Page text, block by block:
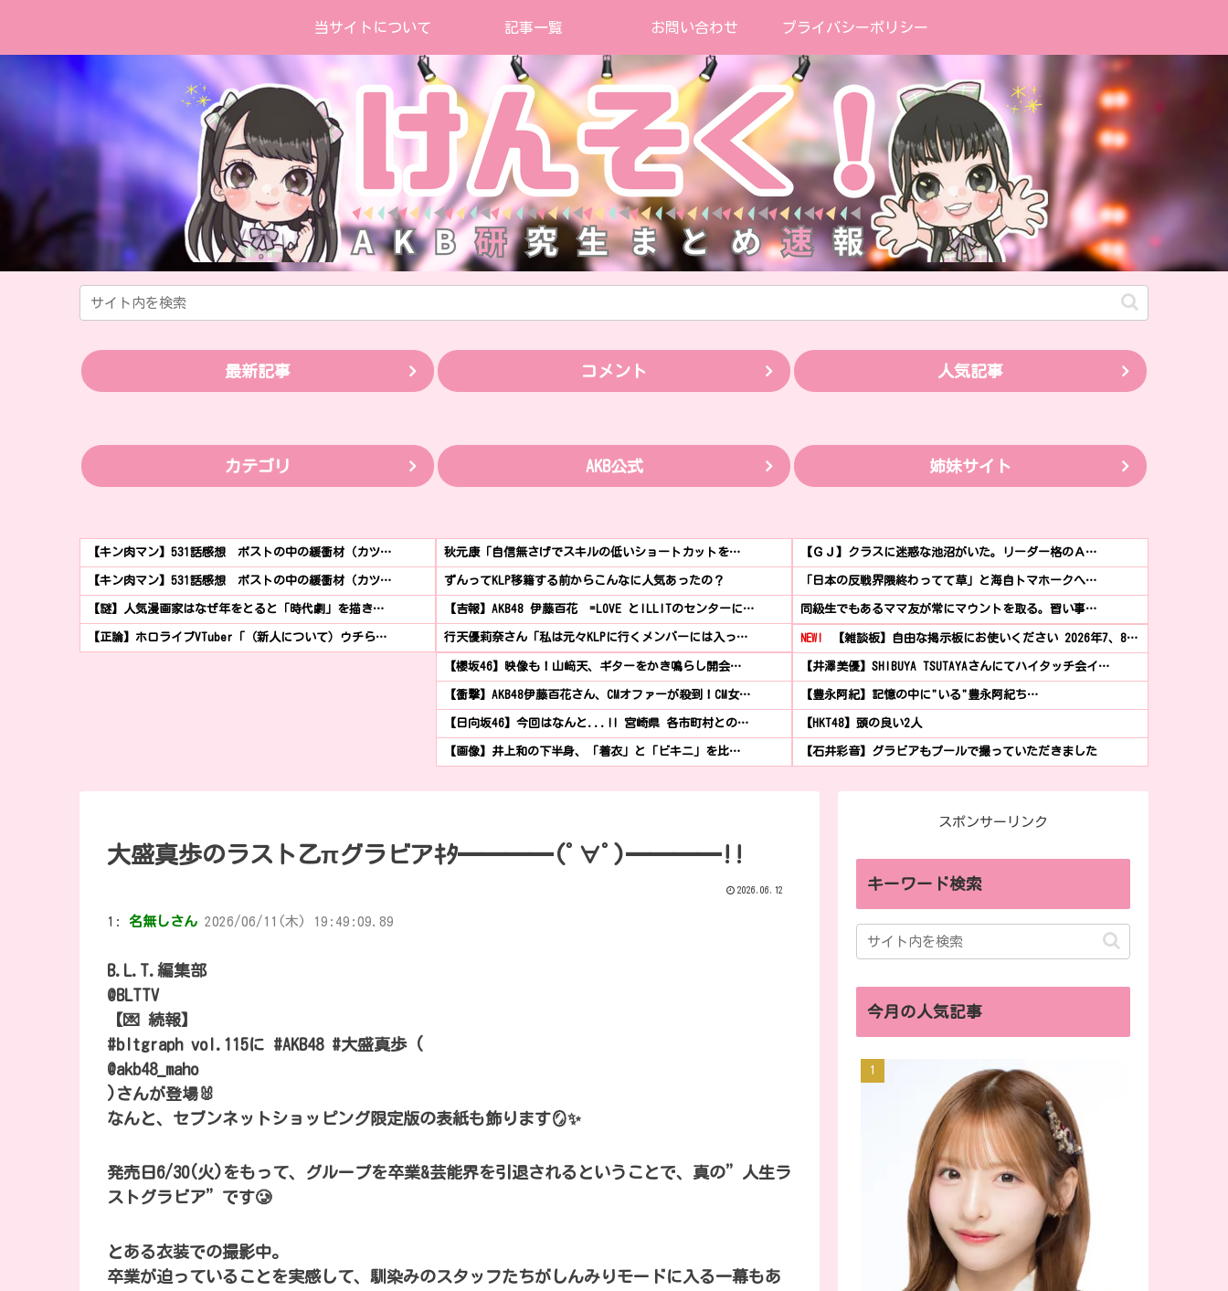
当サイトについて 記事一覧 お問い合わせ プライバシーポリシー
最新記事 コメント 人気記事
カテゴリ AKB公式 姉妹サイト
【キン肉マン】531話感想 ポストの中の緩衝材（カツ…
【キン肉マン】531話感想 ポストの中の緩衝材（カツ…
【謎】人気漫画家はなぜ年をとると「時代劇」を描き…
【正論】ホロライブVTuber「（新人について）ウチら…
秋元康「自信無さげでスキルの低いショートカットを…
ずんってKLP移籍する前からこんなに人気あったの？
【吉報】AKB48 伊藤百花 =LOVE とILLITのセンターに…
行天優莉奈さん「私は元々KLPに行くメンバーには入っ…
【櫻坂46】映像も！山﨑天、ギターをかき鳴らし開会…
【衝撃】AKB48伊藤百花さん、CMオファーが殺到！CM女…
【日向坂46】今回はなんと...!! 宮崎県 各市町村との…
【画像】井上和の下半身、「着衣」と「ビキニ」を比…
【ＧＪ】クラスに迷惑な池沼がいた。リーダー格のＡ…
「日本の反戦界隈終わってて草」と海自トマホークへ…
同級生でもあるママ友が常にマウントを取る。習い事…
NEW! 【雑談板】自由な掲示板にお使いください 2026年7、8…
【井澤美優】SHIBUYA TSUTAYAさんにてハイタッチ会イ…
【豊永阿紀】記憶の中に"いる"豊永阿紀ち…
【HKT48】頭の良い2人
【石井彩音】グラビアもプールで撮っていただきました
大盛真歩のラスト乙πグラビアｷﾀ━━━━(ﾟ∀ﾟ)━━━━!!
2026.06.12
1: 名無しさん 2026/06/11(木) 19:49:09.89
B.L.T.編集部
@BLTTV
【💌 続報】
#bltgraph vol.115に #AKB48 #大盛真歩 (
@akb48_maho
)さんが登場🐰
なんと、セブンネットショッピング限定版の表紙も飾ります🪞✨
発売日6/30(火)をもって、グループを卒業&芸能界を引退されるということで、真の”人生ラ
ストグラビア”です🥲
とある衣装での撮影中。
卒業が迫っていることを実感して、馴染みのスタッフたちがしんみりモードに入る一幕もあ
スポンサーリンク
キーワード検索
今月の人気記事